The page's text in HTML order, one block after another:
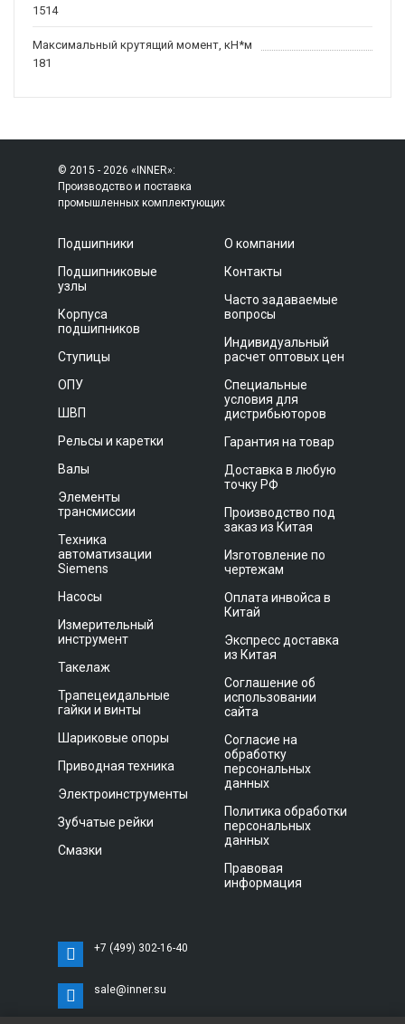
1514
Максимальный крутящий момент, кН*м
181
© 2015 - 2026 «INNER»:
Производство и поставка
промышленных комплектующих
Подшипники
Подшипниковые
узлы
Корпуса
подшипников
Ступицы
ОПУ
ШВП
Рельсы и каретки
Валы
Элементы
трансмиссии
Техника
автоматизации
Siemens
Насосы
Измерительный
инструмент
Такелаж
Трапецеидальные
гайки и винты
Шариковые опоры
Приводная техника
Электроинструменты
Зубчатые рейки
Смазки
О компании
Контакты
Часто задаваемые
вопросы
Индивидуальный
расчет оптовых цен
Специальные
условия для
дистрибьюторов
Гарантия на товар
Доставка в любую
точку РФ
Производство под
заказ из Китая
Изготовление по
чертежам
Оплата инвойса в
Китай
Экспресс доставка
из Китая
Соглашение об
использовании
сайта
Согласие на
обработку
персональных
данных
Политика обработки
персональных
данных
Правовая
информация
+7 (499) 302-16-40
sale@inner.su